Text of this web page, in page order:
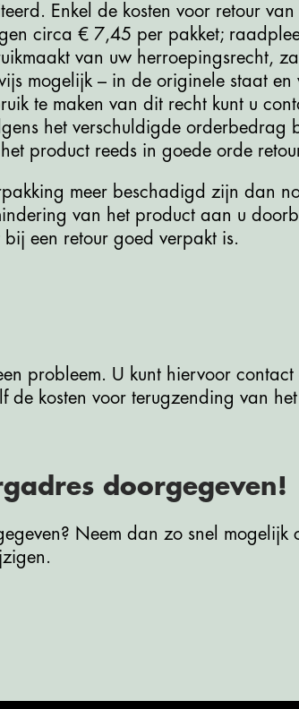
Enkel de kosten voor retour
circa € 7,45 per pakket;
van uw herroepingsrecht,
mogelijk – in de originele staat
te maken van dit recht kunt u
het verschuldigde orderbedrag
product reeds in goede orde
meer beschadigd zijn dan
van het product aan u
een retour goed verpakt is.
probleem. U kunt hiervoor contact
de kosten voor terugzending van
doorgegeven!
Neem dan zo snel mogelijk